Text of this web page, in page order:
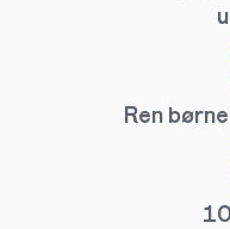
Ren